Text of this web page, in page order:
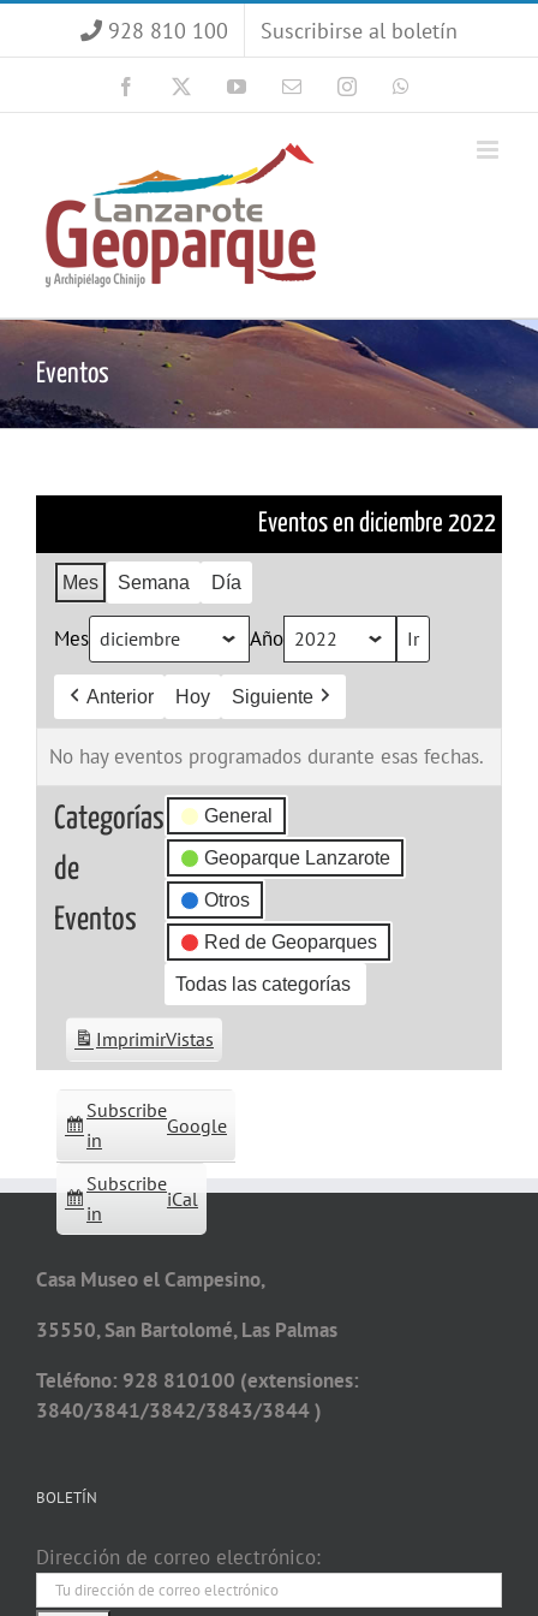
928 810 100 Suscribirse al boletín
Facebook YouTubeCorreoInstagram
Eventos
Eventos en diciembre 2022
Mes Semana Día
Mes Año
Anterior Hoy Siguiente
No hay eventos programados durante esas fechas.
Categorías
de
Eventos
General
Geoparque Lanzarote
Otros
Red de Geoparques
Todas las categorías
Subscribe
in
Google
Subscribe
in
iCal
ImprimirVistas
Casa Museo el Campesino,
35550, San Bartolomé, Las Palmas
Teléfono: 928 810100 (extensiones:
3840/3841/3842/3843/3844 )
BOLETÍN
Dirección de correo electrónico: